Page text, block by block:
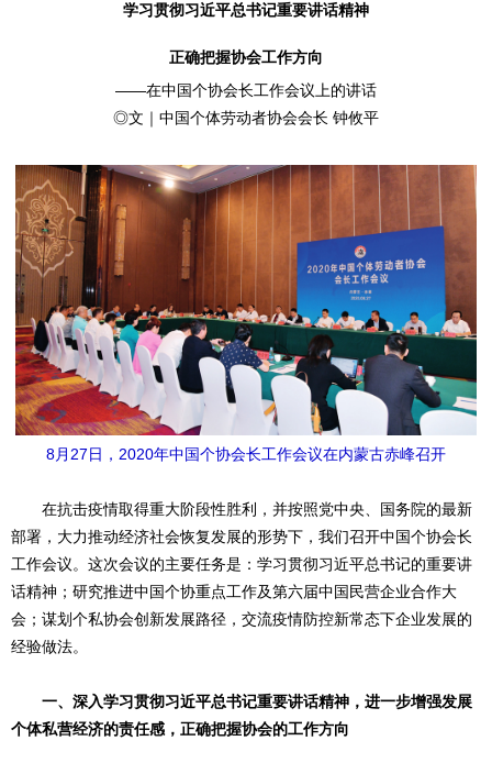
学习贯彻习近平总书记重要讲话精神
正确把握协会工作方向
——在中国个协会长工作会议上的讲话
◎文｜中国个体劳动者协会会长 钟攸平
8月27日，2020年中国个协会长工作会议在内蒙古赤峰召开
在抗击疫情取得重大阶段性胜利，并按照党中央、国务院的最新
部署，大力推动经济社会恢复发展的形势下，我们召开中国个协会长
工作会议。这次会议的主要任务是：学习贯彻习近平总书记的重要讲
话精神；研究推进中国个协重点工作及第六届中国民营企业合作大
会；谋划个私协会创新发展路径，交流疫情防控新常态下企业发展的
经验做法。
一、深入学习贯彻习近平总书记重要讲话精神，进一步增强发展
个体私营经济的责任感，正确把握协会的工作方向